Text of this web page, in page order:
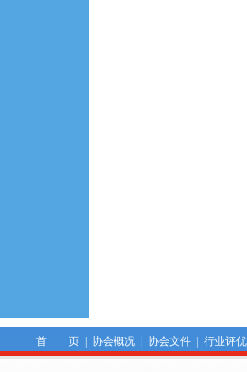
首 页| 协会概况| 协会文件| 行业评优